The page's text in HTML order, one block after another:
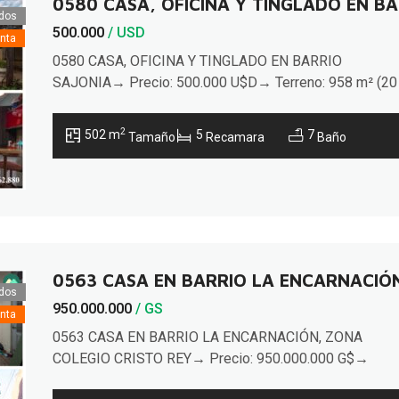
500.000 / USD
0580 CASA, OFICINA Y TINGLADO EN BARRIO
SAJONIA→ Precio: 500.000 U$D→ Terreno: 958 m²
una avenida de alto tránsito a minutos de la Costanera
y del Palacio de Justicia, con rápido acceso al centro
502 m2 Tamaño 5 Recamara 7Baño
0563 CASA EN BARRIO LA
950.000.000 / GS
0563 CASA EN BARRIO LA ENCARNACIÓN, ZONA
COLEGIO CRISTO REY→ Precio: 950.000.000 G$→